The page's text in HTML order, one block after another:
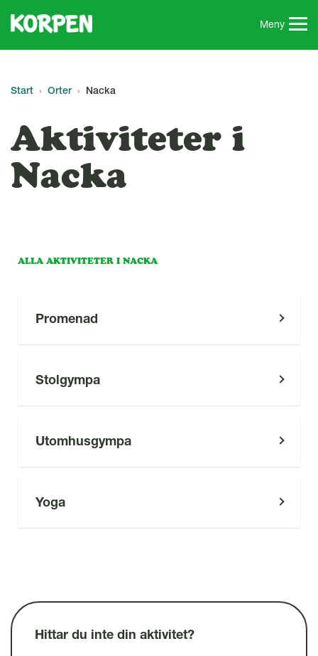
Meny
Start Orter Nacka
Aktiviteter i
Nacka
ALLA AKTIVITETER I NACKA
Promenad
Stolgympa
Utomhusgympa
Yoga
Hittar du inte din aktivitet?